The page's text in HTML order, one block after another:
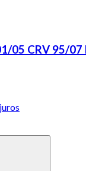
05 CRV 95/